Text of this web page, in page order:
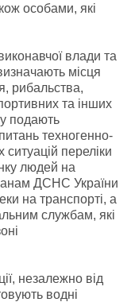
особами, які
влади та
місця
рибальства,
та інших
подають
техногенно-
ситуацій переліки
людей на
ДСНС України
на транспорті, а
службам, які
незалежно від
водні